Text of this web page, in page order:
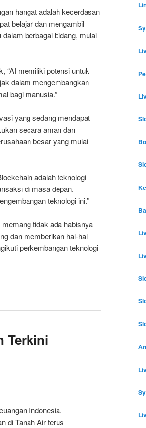
hangat adalah kecerdasan
belajar dan mengambil
berbagai bidang, mulai
“AI memiliki potensi untuk
dalam mengembangkan
bagi manusia.”
yang sedang mendapat
secara aman dan
besar yang mulai
adalah teknologi
di masa depan.
teknologi ini.”
tidak ada habisnya
dan memberikan hal-hal
perkembangan teknologi
Terkini
Indonesia.
di Tanah Air terus